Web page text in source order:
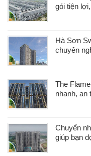
gói tiện
Hà Sơn
chuyên
The
nhanh, an
Chuyển
giúp bạn